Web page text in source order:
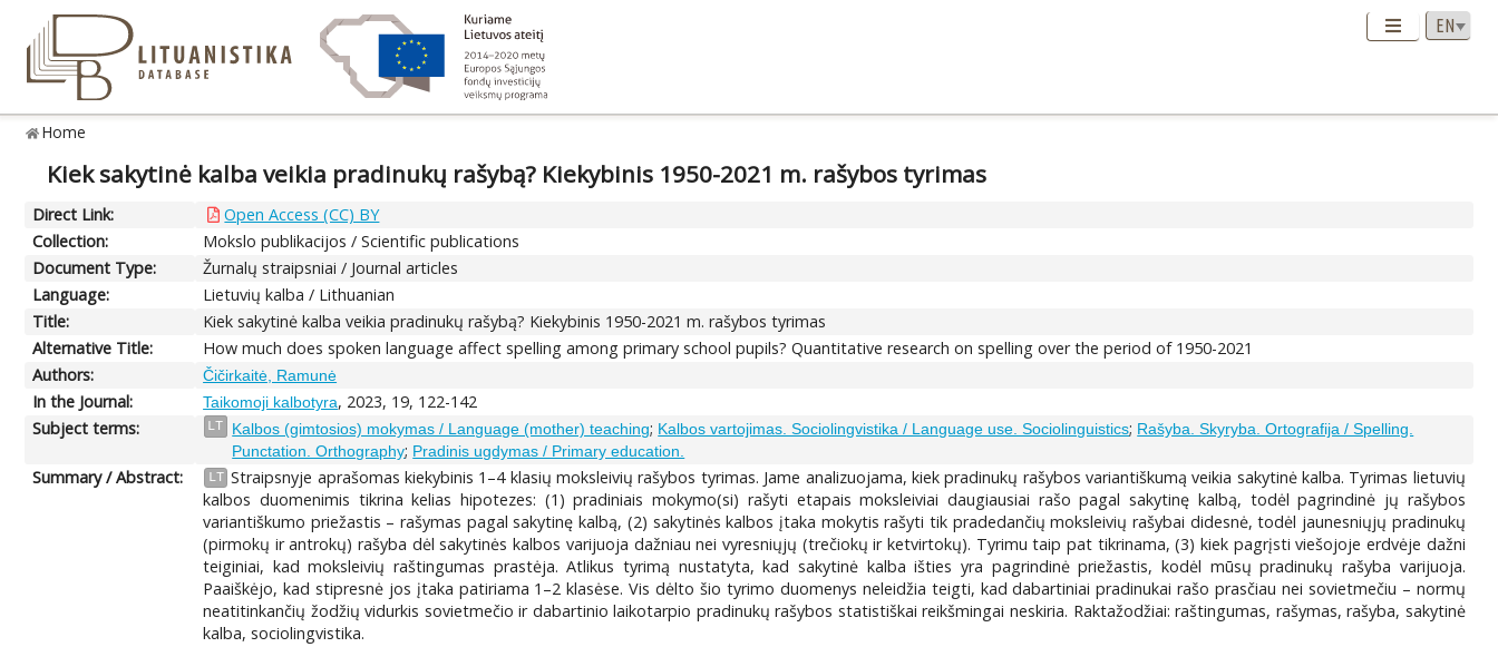
Home
Kiek sakytinė kalba veikia pradinukų rašybą? Kiekybinis 1950-2021 m. rašybos tyrimas
Direct Link:
Open Access (CC) BY
Collection:
Mokslo publikacijos / Scientific publications
Document Type:
Žurnalų straipsniai / Journal articles
Language:
Lietuvių kalba / Lithuanian
Title:
Kiek sakytinė kalba veikia pradinukų rašybą? Kiekybinis 1950-2021 m. rašybos tyrimas
Alternative Title:
How much does spoken language affect spelling among primary school pupils? Quantitative research on spelling over the period of 1950-2021
Authors:
Čičirkaitė, Ramunė
In the Journal: Taikomoji kalbotyra, 2023, 19, 122-142
Subject terms:
LT Kalbos (gimtosios) mokymas / Language (mother) teaching; Kalbos vartojimas. Sociolingvistika / Language use. Sociolinguistics; Rašyba. Skyryba. Ortografija / Spelling.
Punctation. Orthography; Pradinis ugdymas / Primary education.
Summary / Abstract: LT Straipsnyje aprašomas kiekybinis 1–4 klasių moksleivių rašybos tyrimas. Jame analizuojama, kiek pradinukų rašybos variantiškumą veikia sakytinė kalba. Tyrimas lietuvių
kalbos duomenimis tikrina kelias hipotezes: (1) pradiniais mokymo(si) rašyti etapais moksleiviai daugiausiai rašo pagal sakytinę kalbą, todėl pagrindinė jų rašybos
variantiškumo priežastis – rašymas pagal sakytinę kalbą, (2) sakytinės kalbos įtaka mokytis rašyti tik pradedančių moksleivių rašybai didesnė, todėl jaunesniųjų pradinukų
(pirmokų ir antrokų) rašyba dėl sakytinės kalbos varijuoja dažniau nei vyresniųjų (trečiokų ir ketvirtokų). Tyrimu taip pat tikrinama, (3) kiek pagrįsti viešojoje erdvėje dažni
teiginiai, kad moksleivių raštingumas prastėja. Atlikus tyrimą nustatyta, kad sakytinė kalba išties yra pagrindinė priežastis, kodėl mūsų pradinukų rašyba varijuoja.
Paaiškėjo, kad stipresnė jos įtaka patiriama 1–2 klasėse. Vis dėlto šio tyrimo duomenys neleidžia teigti, kad dabartiniai pradinukai rašo prasčiau nei sovietmečiu – normų
neatitinkančių žodžių vidurkis sovietmečio ir dabartinio laikotarpio pradinukų rašybos statistiškai reikšmingai neskiria. Raktažodžiai: raštingumas, rašymas, rašyba, sakytinė
kalba, sociolingvistika.